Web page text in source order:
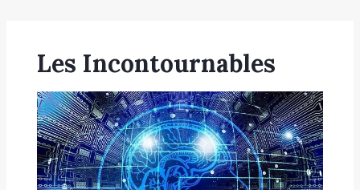
Les Incontournables